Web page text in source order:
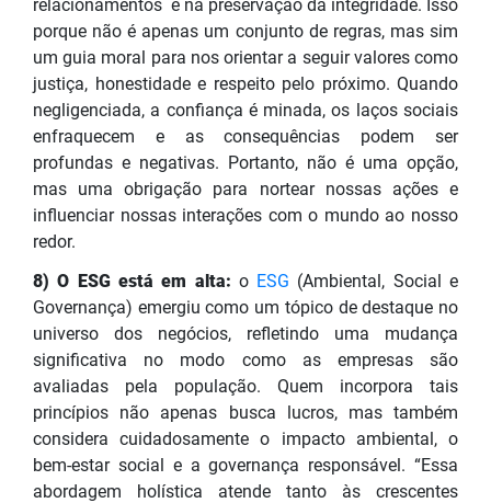
relacionamentos e na preservação da integridade. Isso
porque não é apenas um conjunto de regras, mas sim
um guia moral para nos orientar a seguir valores como
justiça, honestidade e respeito pelo próximo. Quando
negligenciada, a confiança é minada, os laços sociais
enfraquecem e as consequências podem ser
profundas e negativas. Portanto, não é uma opção,
mas uma obrigação para nortear nossas ações e
influenciar nossas interações com o mundo ao nosso
redor.
8) O ESG está em alta: o ESG (Ambiental, Social e
Governança) emergiu como um tópico de destaque no
universo dos negócios, refletindo uma mudança
significativa no modo como as empresas são
avaliadas pela população. Quem incorpora tais
princípios não apenas busca lucros, mas também
considera cuidadosamente o impacto ambiental, o
bem-estar social e a governança responsável. “Essa
abordagem holística atende tanto às crescentes